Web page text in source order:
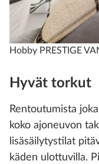
Hobby PRESTIGE
Hyvät torkut
Rentoutumista
koko ajoneuvon
lisäsäilytystilat
käden ulottuvilla.